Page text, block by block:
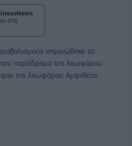
στη
σημειώθηκε τα
παράδρομο της λεωφόρου
της λεωφόρου Αμφιθέας.